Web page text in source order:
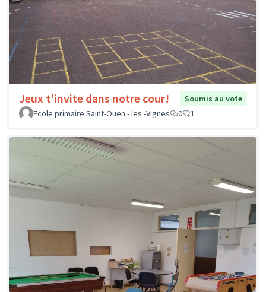
Jeux t'invite dans notre cour!
Soumis au vote
Ecole primaire Saint-Ouen - les -Vignes
0 1